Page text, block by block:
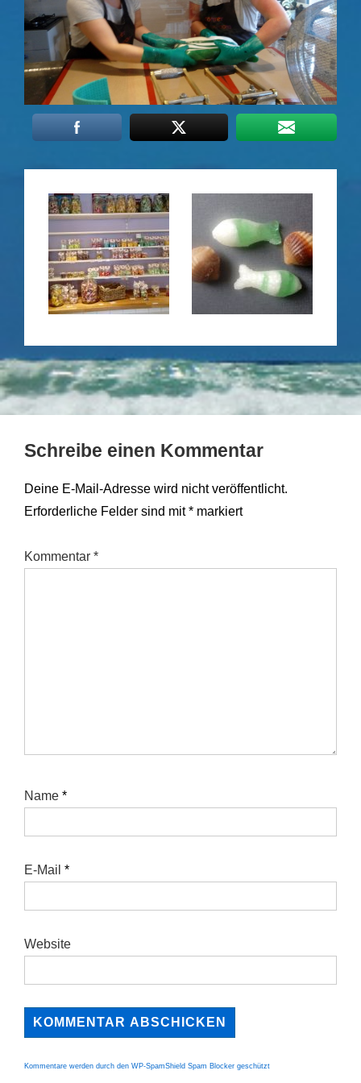
Schreibe einen Kommentar
Deine E-Mail-Adresse wird nicht veröffentlicht.
Erforderliche Felder sind mit* markiert
Kommentar *
Name *
E-Mail *
Website
Kommentare werden durch den WP-SpamShield Spam Blocker geschützt